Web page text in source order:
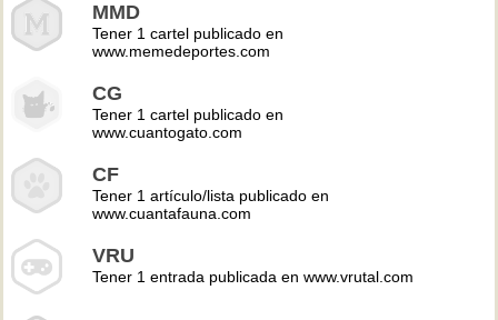
MMD
Tener 1 cartel publicado en
www.memedeportes.com
CG
Tener 1 cartel publicado en
www.cuantogato.com
CF
Tener 1 artículo/lista publicado en
www.cuantafauna.com
VRU
Tener 1 entrada publicada en www.vrutal.com